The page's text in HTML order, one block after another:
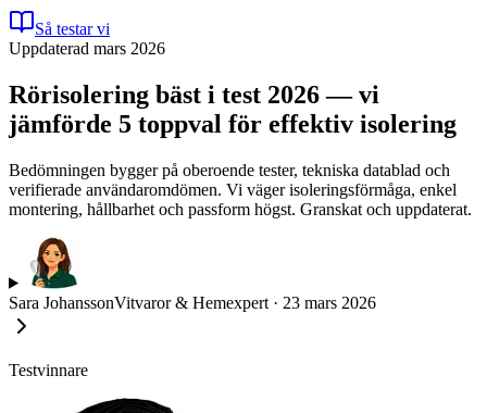
Så testar vi
Uppdaterad mars 2026
Rörisolering bäst i test 2026 — vi
jämförde 5 toppval för effektiv isolering
Bedömningen bygger på oberoende tester, tekniska datablad och
verifierade användaromdömen. Vi väger isoleringsförmåga, enkel
montering, hållbarhet och passform högst. Granskat och uppdaterat.
Sara JohanssonVitvaror & Hemexpert · 23 mars 2026
Testvinnare